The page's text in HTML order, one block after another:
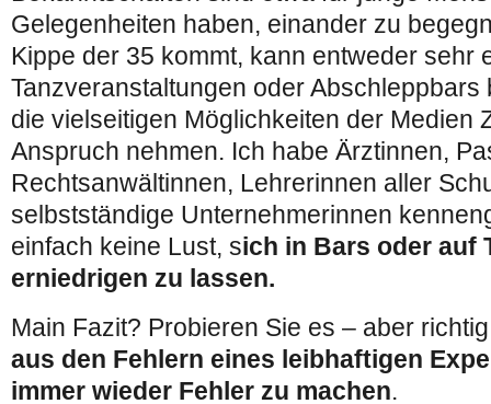
Gelegenheiten haben, einander zu
Kippe der 35 kommt, kann entweder sehr
Tanzveranstaltungen oder
die vielseitigen Möglichkeiten der Medien
Anspruch nehmen. Ich habe Ärztinnen,
Rechtsanwältinnen, Lehrerinnen aller
selbstständige Unternehmerinnen
einfach keine Lust, sich in Bars oder auf
erniedrigen zu lassen.
Main Fazit? Probieren Sie es – aber
aus den Fehlern eines leibhaftigen
immer wieder Fehler zu machen.